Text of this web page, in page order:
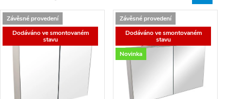
Závěsné provedení
Dodáváno ve smontovaném
stavu
Závěsné provedení
Dodáváno ve smontovaném
stavu
Novinka